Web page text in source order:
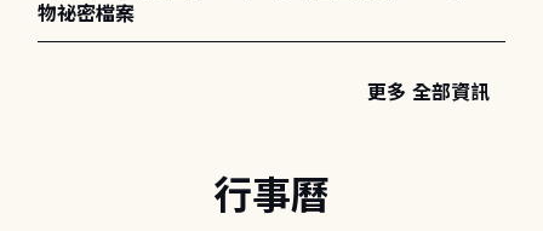
物祕密檔案
更多 全部資訊
行事曆